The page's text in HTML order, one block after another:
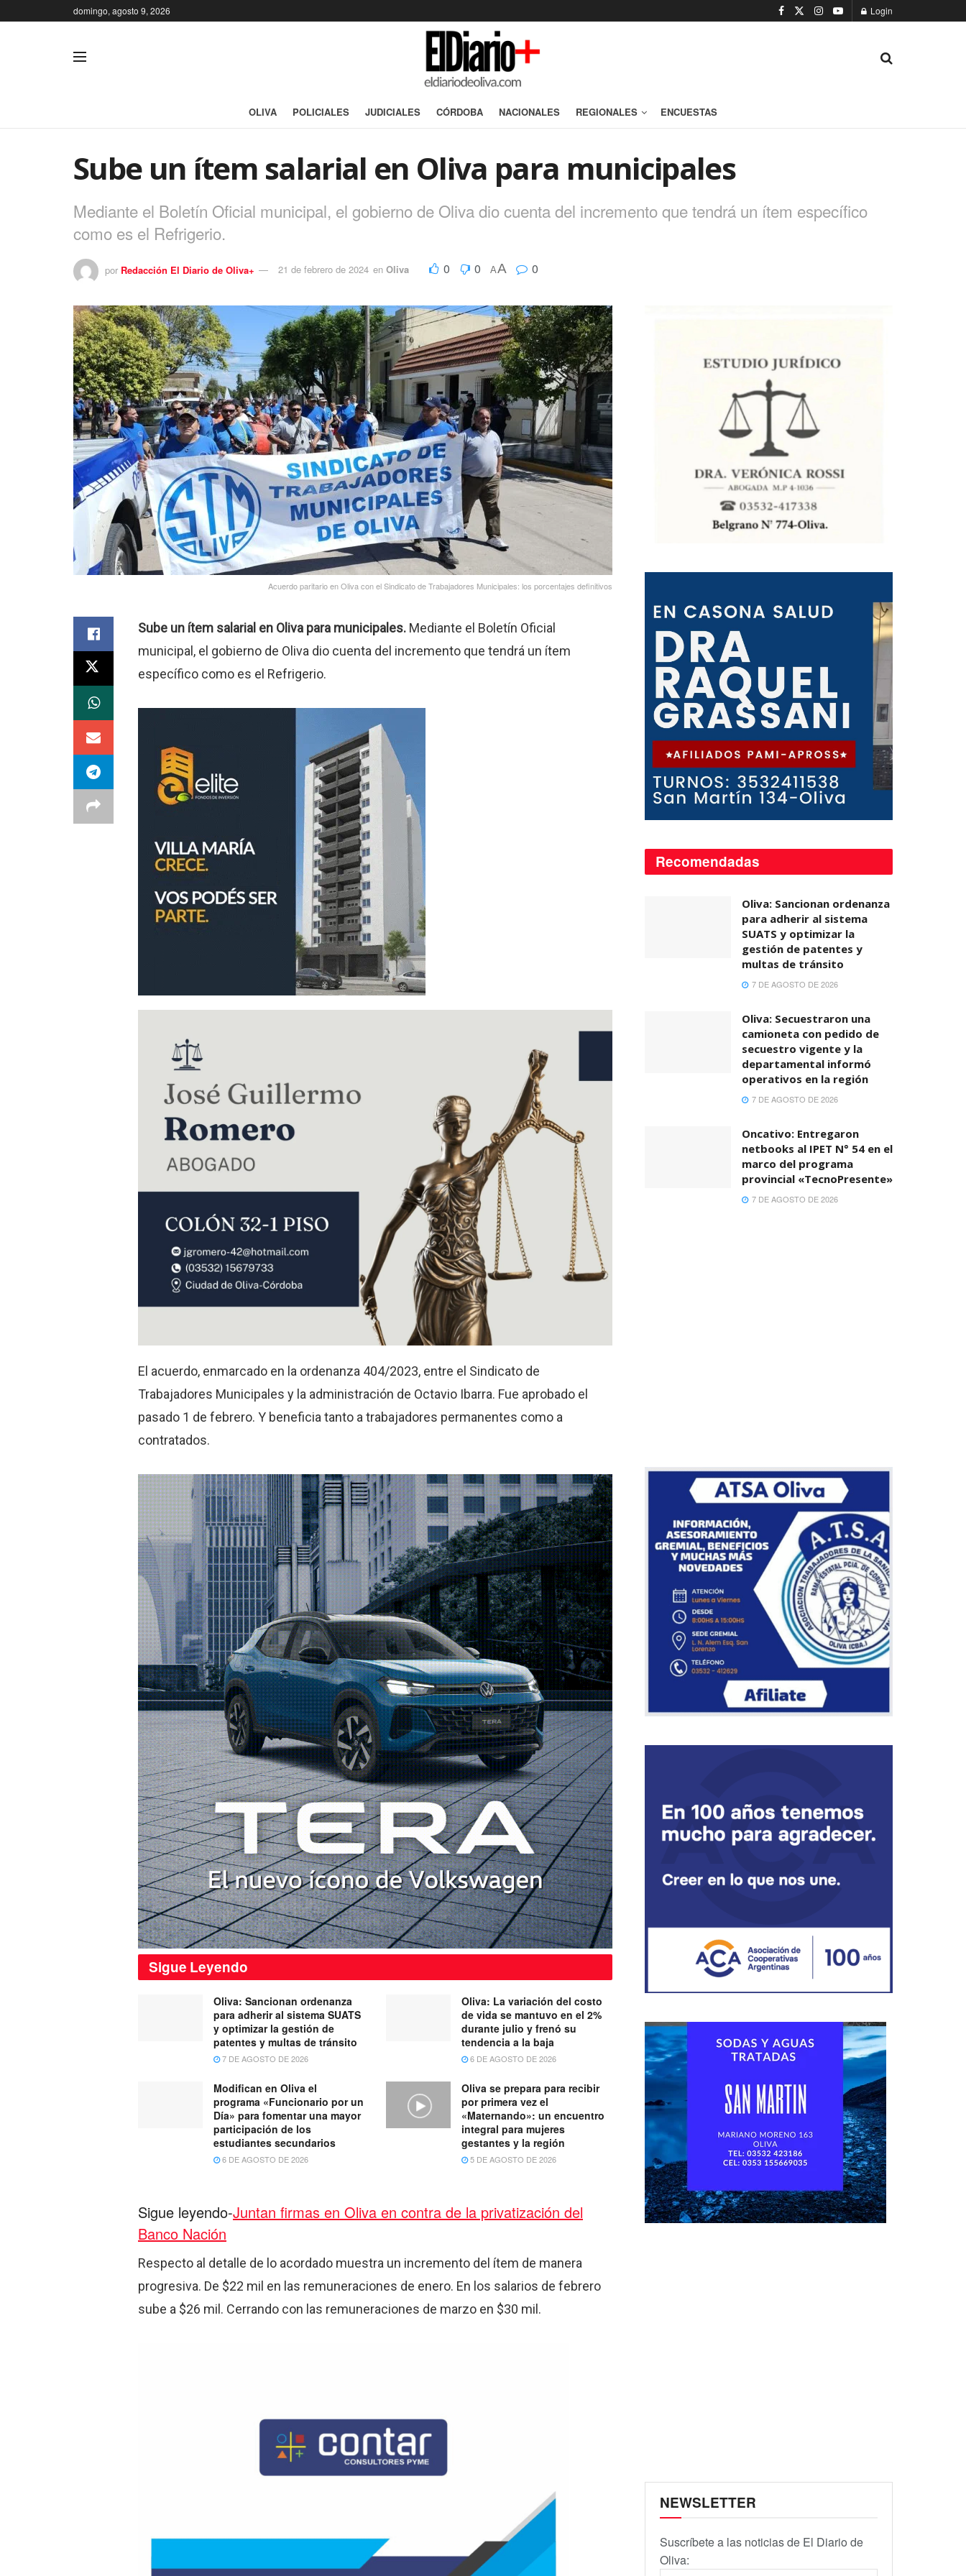
domingo, agosto 9, 2026 Login
OLIVA POLICIALES JUDICIALES CÓRDOBA NACIONALES REGIONALES ENCUESTAS
Sube un ítem salarial en Oliva para municipales
Mediante el Boletín Oficial municipal, el gobierno de Oliva dio cuenta del incremento que tendrá un ítem específico
como es el Refrigerio.
por Redacción El Diario de Oliva+ 21 de febrero de 2024 en Oliva 0 0 AA 0
Acuerdo paritario en Oliva con el Sindicato de Trabajadores Municipales: los porcentajes definitivos
Sube un ítem salarial en Oliva para municipales. Mediante el Boletín Oficial
municipal, el gobierno de Oliva dio cuenta del incremento que tendrá un ítem
específico como es el Refrigerio.
El acuerdo, enmarcado en la ordenanza 404/2023, entre el Sindicato de
Trabajadores Municipales y la administración de Octavio Ibarra. Fue aprobado el
pasado 1 de febrero. Y beneficia tanto a trabajadores permanentes como a
contratados.
Sigue Leyendo
Oliva: Sancionan ordenanza
para adherir al sistema SUATS
y optimizar la gestión de
patentes y multas de tránsito
7 DE AGOSTO DE 2026
Oliva: La variación del costo
de vida se mantuvo en el 2%
durante julio y frenó su
tendencia a la baja
6 DE AGOSTO DE 2026
Modifican en Oliva el
programa «Funcionario por un
Día» para fomentar una mayor
participación de los
estudiantes secundarios
6 DE AGOSTO DE 2026
Oliva se prepara para recibir
por primera vez el
«Maternando»: un encuentro
integral para mujeres
gestantes y la región
5 DE AGOSTO DE 2026
Sigue leyendo-Juntan firmas en Oliva en contra de la privatización del
Banco Nación
Respecto al detalle de lo acordado muestra un incremento del ítem de manera
progresiva. De $22 mil en las remuneraciones de enero. En los salarios de febrero
sube a $26 mil. Cerrando con las remuneraciones de marzo en $30 mil.
Recomendadas
Oliva: Sancionan ordenanza
para adherir al sistema
SUATS y optimizar la
gestión de patentes y
multas de tránsito
7 DE AGOSTO DE 2026
Oliva: Secuestraron una
camioneta con pedido de
secuestro vigente y la
departamental informó
operativos en la región
7 DE AGOSTO DE 2026
Oncativo: Entregaron
netbooks al IPET N° 54 en el
marco del programa
provincial «TecnoPresente»
7 DE AGOSTO DE 2026
NEWSLETTER
Suscríbete a las noticias de El Diario de
Oliva: